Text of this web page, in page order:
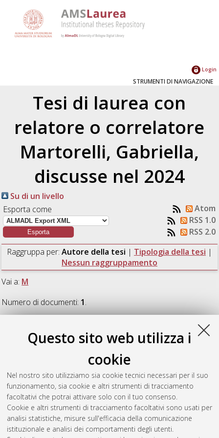
Questo sito web utilizza i
cookie
Nel nostro sito utilizziamo sia cookie tecnici necessari per il suo
funzionamento, sia cookie e altri strumenti di tracciamento
facoltativi che potrai attivare solo con il tuo consenso.
Cookie e altri strumenti di tracciamento facoltativi sono usati per
analisi statistiche, misure sull'efficacia della comunicazione
istituzionale e analisi dei comportamenti degli utenti.
Login
STRUMENTI DI NAVIGAZIONE
Tesi di laurea con
relatore o correlatore
Martorelli, Gabriella,
discusse nel 2024
Su di un livello
Esporta come
Atom
RSS 1.0
RSS 2.0
Raggruppa per: Autore della tesi | Tipologia della tesi |
Nessun raggruppamento
Vai a: M
Numero di documenti: 1.
(2024)Il ruolo del fisioterapista in un
sportivo nei soggetti con paralisi cerebrale infantile in età
adolescenziale.[Laurea], Università di Bologna, Corso di
Studio inFisioterapia (abilitante alla professione sanitaria di
fisioterapista) [L-DM270]